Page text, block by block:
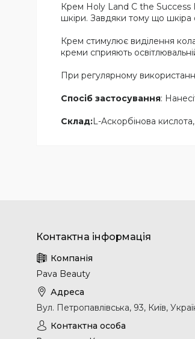
Крем Holy Land C the Success
шкіри. Завдяки тому що шкіра
Крем стимулює виділення
креми сприяють
При регулярному
Спосіб застосування:
Склад:L-Aскорбінова
Pava Beauty
Вул. Петропавлівська, 93, Київ,